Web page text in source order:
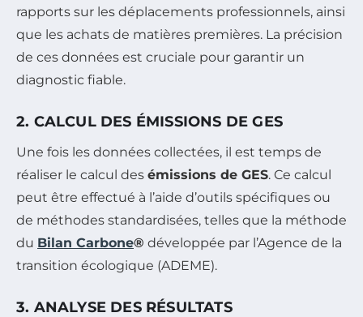
rapports sur les déplacements professionnels, ainsi
que les achats de matières premières. La précision
de ces données est cruciale pour garantir un
diagnostic fiable.
2. CALCUL DES ÉMISSIONS DE GES
Une fois les données collectées, il est temps de
réaliser le calcul des émissions de GES. Ce calcul
peut être effectué à l’aide d’outils spécifiques ou
de méthodes standardisées, telles que la méthode
du Bilan Carbone® développée par l’Agence de la
transition écologique (ADEME).
3. ANALYSE DES RÉSULTATS